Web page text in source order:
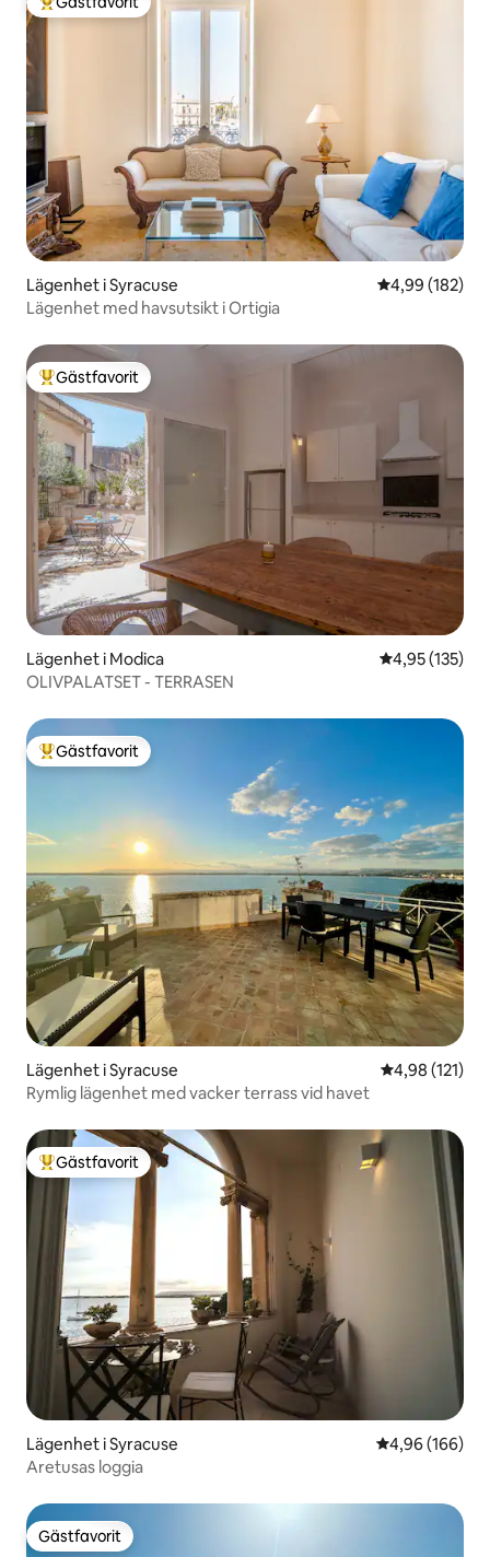
Populär gästfavorit
Lägenhet i Syracuse 4,99 av 5 i
4,99 (182)
Lägenhet med havsutsikt i Ortigia
Populär gästfavorit
Gästfavorit
Lägenhet i Modica 4,95 av 5 i
4,95 (135)
OLIVPALATSET - TERRASEN
Populär gästfavorit
Gästfavorit
Lägenhet i Syracuse 4,98 av 5 i
4,98 (121)
Rymlig lägenhet med vacker terrass vid havet
Populär gästfavorit
Gästfavorit
Lägenhet i Syracuse 4,96 av 5 i
4,96 (166)
Aretusas loggia
Gästfavorit
Gästfavorit